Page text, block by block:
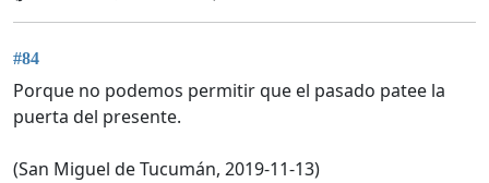
#84
Porque no podemos permitir que el pasado patee la
puerta del presente.
(San Miguel de Tucumán, 2019-11-13)